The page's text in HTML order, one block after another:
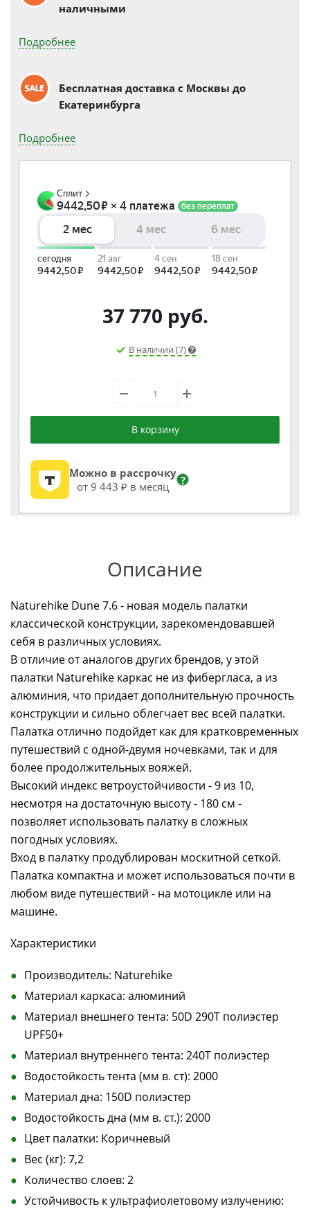
наличными
Подробнее
Бесплатная доставка c Москвы до
Екатеринбурга
Подробнее
37 770 руб.
В наличии (7)
В корзину
Можно в рассрочку
от 9 443 ₽ в месяц
?
Описание
Naturehike Dune 7.6 - новая модель палатки
классической конструкции, зарекомендовавшей
себя в различных условиях.
В отличие от аналогов других брендов, у этой
палатки Naturehike каркас не из фибергласа, а из
алюминия, что придает дополнительную прочность
конструкции и сильно облегчает вес всей палатки.
Палатка отлично подойдет как для кратковременных
путешествий с одной-двумя ночевками, так и для
более продолжительных вояжей.
Высокий индекс ветроустойчивости - 9 из 10,
несмотря на достаточную высоту - 180 см -
позволяет использовать палатку в сложных
погодных условиях.
Вход в палатку продублирован москитной сеткой.
Палатка компактна и может использоваться почти в
любом виде путешествий - на мотоцикле или на
машине.
Характеристики
Производитель: Naturehike
Материал каркаса: алюминий
Материал внешнего тента: 50D 290T полиэстер
UPF50+
Материал внутреннего тента: 240T полиэстер
Водостойкость тента (мм в. ст): 2000
Материал дна: 150D полиэстер
Водостойкость дна (мм в. ст.): 2000
Цвет палатки: Коричневый
Вес (кг): 7,2
Количество слоев: 2
Устойчивость к ультрафиолетовому излучению: